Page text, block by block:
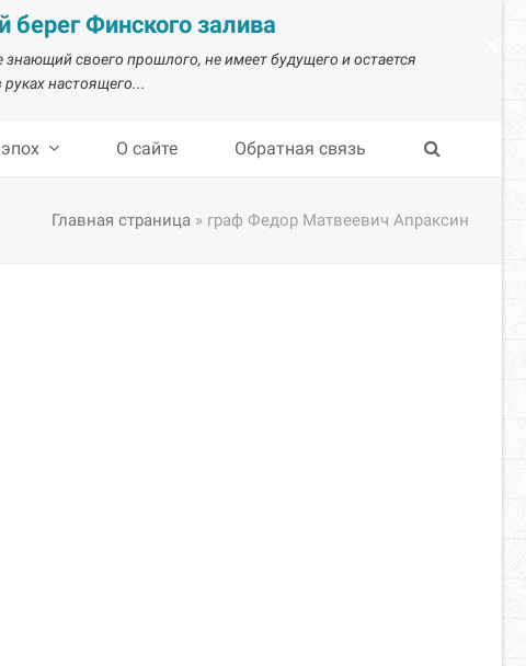
Финского залива
знающий своего прошлого, не имеет будущего и остается
настоящего...
О сайте Обратная связь
Главная страница » граф Федор Матвеевич Апраксин